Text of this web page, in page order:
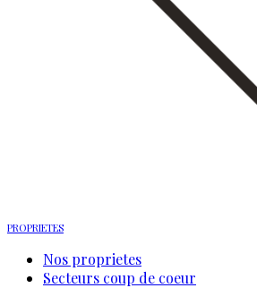
PROPRIETES
Nos proprietes
Secteurs coup de coeur